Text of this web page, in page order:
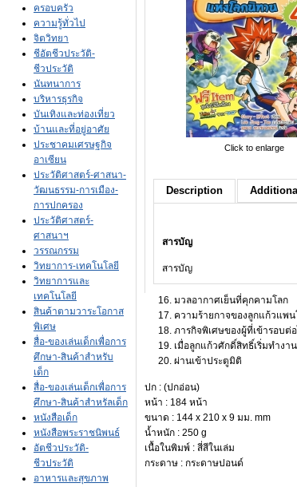
ครอบครัว
ความรู้ทั่วไป
จิตวิทยา
ชีอัตชีวประวัติ-
ชีวประวัติ
นันทนาการ
บริหารธุรกิจ
บันเทิงและท่องเที่ยว
บ้านและที่อยู่อาศัย
ประชาคมเศรษฐกิจ
อาเซียน
ประวัติศาสตร์-ศาสนา-
วัฒนธรรม-การเมือง-
การปกครอง
ประวัติศาสตร์-
ศาสนาฯ
วรรณกรรม
วิทยาการ-เทคโนโลยี
วิทยาการและ
เทคโนโลยี
สินค้าตามวาระโอกาส
พิเศษ
สื่อ-ของเล่นเด็กเพื่อการ
ศึกษา-สินค้าสำหรับ
เด็ก
สื่อ-ของเล่นเด็กเพื่อการ
ศึกษา-สินค้าสำหรัลเด็ก
หนังสือเด็ก
หนังสือพระราชนิพนธ์
อัตชีวประวัติ-
ชีวประวัติ
อาหารและสุขภาพ
Click to enlarge
Description
สารบัญ
สารบัญ
16. มวลอากาศเย็นที่คุกคามโลก
17. ความร้ายกาจของลูกแก้วแพน
18. ภารกิจพิเศษของผู้ที่เข้ารอบต่
19. เมื่อลูกแก้วศักดิ์สิทธิ์เริ่มทำงาน
20. ผ่านเข้าประตูมิติ
ปก : (ปกอ่อน)
หน้า : 184 หน้า
ขนาด : 144 x 210 x 9 มม. mm
น้ำหนัก : 250 g
เนื้อในพิมพ์ : สี่สีในเล่ม
กระดาษ : กระดาษปอนด์